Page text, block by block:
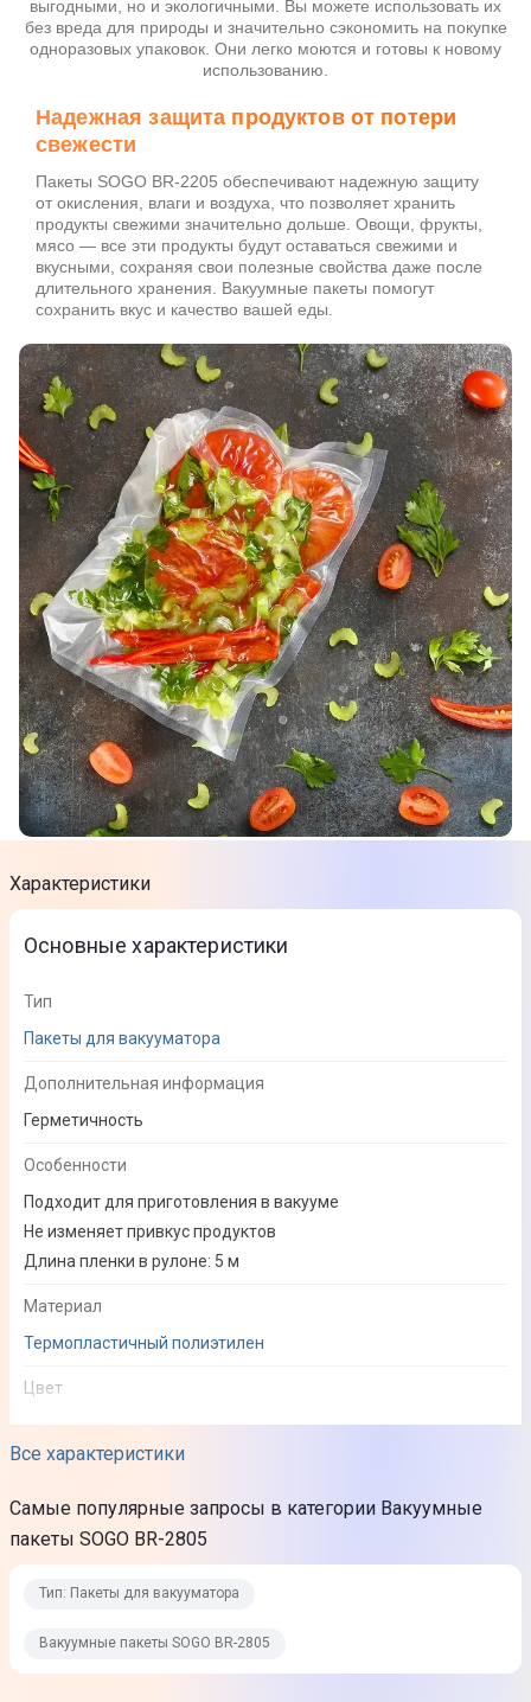
выгодными, но и экологичными. Вы можете использовать их
без вреда для природы и значительно сэкономить на покупке
одноразовых упаковок. Они легко моются и готовы к новому
использованию.
Надежная защита продуктов от потери
свежести
Пакеты SOGO BR-2205 обеспечивают надежную защиту
от окисления, влаги и воздуха, что позволяет хранить
продукты свежими значительно дольше. Овощи, фрукты,
мясо — все эти продукты будут оставаться свежими и
вкусными, сохраняя свои полезные свойства даже после
длительного хранения. Вакуумные пакеты помогут
сохранить вкус и качество вашей еды.
Характеристики
Все характеристики
Основные характеристики
Тип
Пакеты для вакууматора
Дополнительная информация
Герметичность
Особенности
Подходит для приготовления в вакууме
Не изменяет привкус продуктов
Длина пленки в рулоне: 5 м
Материал
Термопластичный полиэтилен
Цвет
Прозрачный
Габариты (ВхШхГ)
Ширина: 22 см; Длина 500 см
Комплектация
Пакеты для вакуумирования
Юридическая информация
Товар может отличаться от представленного на фото,
Самые популярные запросы в категории Вакуумные
пакеты SOGO BR-2805
Тип: Пакеты для вакууматора
Вакуумные пакеты SOGO BR-2805